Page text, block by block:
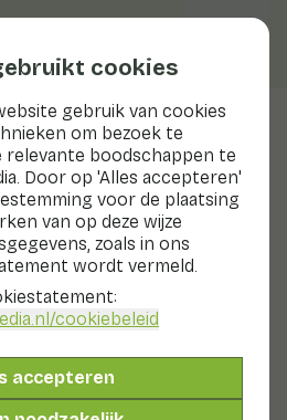
cookies
gebruik van cookies
om bezoek te
relevante boodschappen te
Door op 'Alles accepteren'
voor de plaatsing
van op deze wijze
zoals in ons
wordt vermeld.
/cookiebeleid
accepteren
steeds belangrijkere rol in
betekent dat we
en samenleving op de
leefbaar houden. Dit omvat
het verminderen van
van natuurlijke
duurzaamheid, waarbij
met eerlijke
helpt consumenten
over groenten en fruit,
gezondheid, bewaartips,